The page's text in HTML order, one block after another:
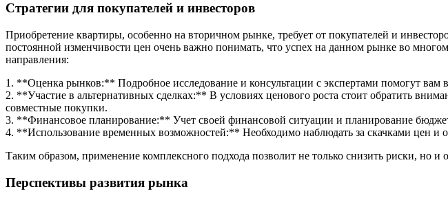
Стратегии для покупателей и инвесторов
Приобретение квартиры, особенно на вторичном рынке, требует от покупателей и
постоянной изменчивости цен очень важно понимать, что успех на данном рынке во
направления:
1. **Оценка рынков:** Подробное исследование и консультации с экспертами помогут вам
2. **Участие в альтернативных сделках:** В условиях ценового роста стоит обратить
совместные покупки.
3. **Финансовое планирование:** Учет своей финансовой ситуации и планирование
4. **Использование временных возможностей:** Необходимо наблюдать за скачками цен и
Таким образом, применение комплексного подхода позволит не только снизить риски, но
Перспективы развития рынка